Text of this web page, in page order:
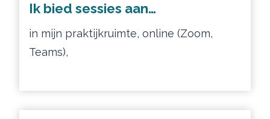
Ik bied sessies aan…
in mijn praktijkruimte, online (Zoom,
Teams),